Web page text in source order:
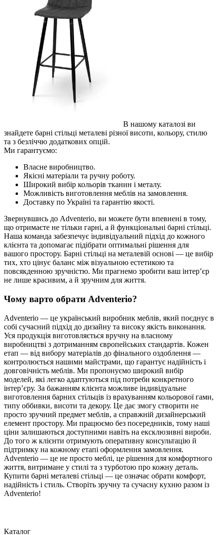
В нашому каталозі ви
знайдете барні стільці металеві різної висоти, кольору, стилю
та з безліччю додаткових опцій.
Ми гарантуємо:
Власне виробництво.
Якісні матеріали та ручну роботу.
Широкий вибір кольорів тканин і металу.
Можливість виготовлення меблів на замовлення.
Доставку по Україні та гарантію якості.
Звернувшись до Adventerio, ви можете бути впевнені в тому,
що отримаєте не тільки гарні, а й функціональні барні стільці.
Наша команда забезпечує індивідуальний підхід до кожного
клієнта та допомагає підібрати оптимальні рішення для
вашого простору. Барні стільці на металевій основі — це вибір
тих, хто цінує баланс між візуальною естетикою та
повсякденною зручністю. Ми прагнемо зробити ваш інтер’єр
не лише красивим, а й зручним для життя.
Чому варто обрати Adventerio?
Adventerio — це український виробник меблів, який поєднує в
собі сучасний підхід до дизайну та високу якість виконання.
Уся продукція виготовляється вручну на власному
виробництві з дотриманням європейських стандартів. Кожен
етап — від вибору матеріалів до фінального оздоблення —
контролюється нашими майстрами, що гарантує надійність і
довговічність меблів. Ми пропонуємо широкий вибір
моделей, які легко адаптуються під потреби конкретного
інтер’єру. За бажанням клієнта можливе індивідуальне
виготовлення барних стільців із врахуванням кольорової гами,
типу оббивки, висоти та декору. Це дає змогу створити не
просто зручний предмет меблів, а справжній дизайнерський
елемент простору. Ми працюємо без посередників, тому наші
ціни залишаються доступними навіть на ексклюзивні вироби.
До того ж клієнти отримують оперативну консультацію й
підтримку на кожному етапі оформлення замовлення.
Adventerio — це не просто меблі, це рішення для комфортного
життя, витримане у стилі та з турботою про кожну деталь.
Купити барні металеві стільці — це означає обрати комфорт,
надійність і стиль. Створіть зручну та сучасну кухню разом із
Adventerio!
Каталог